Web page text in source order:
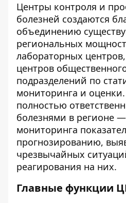
Центры контроля и
болезней создаются
объединению
региональных
лабораторных
центров
подразделений по
мониторинга и
полностью
болезнями в регионе
мониторинга
прогнозированию,
чрезвычайных
реагирования на них.
Главные функции